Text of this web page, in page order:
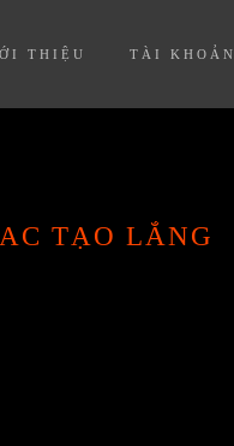
THIỆU TÀI KHOẢN
TẠO LẮNG